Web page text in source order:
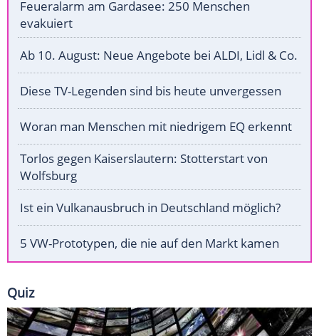
Feueralarm am Gardasee: 250 Menschen
evakuiert
Ab 10. August: Neue Angebote bei ALDI, Lidl & Co.
Diese TV-Legenden sind bis heute unvergessen
Woran man Menschen mit niedrigem EQ erkennt
Torlos gegen Kaiserslautern: Stotterstart von
Wolfsburg
Ist ein Vulkanausbruch in Deutschland möglich?
5 VW-Prototypen, die nie auf den Markt kamen
Quiz